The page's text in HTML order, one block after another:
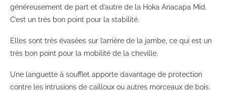
généreusement de part et d’autre de la Hoka Anacapa Mid.
C’est un très bon point pour la stabilité.
Elles sont très évasées sur l’arrière de la jambe, ce qui est un
très bon point pour la mobilité de la cheville.
Une languette à soufflet apporte davantage de protection
contre les intrusions de cailloux ou autres morceaux de bois.